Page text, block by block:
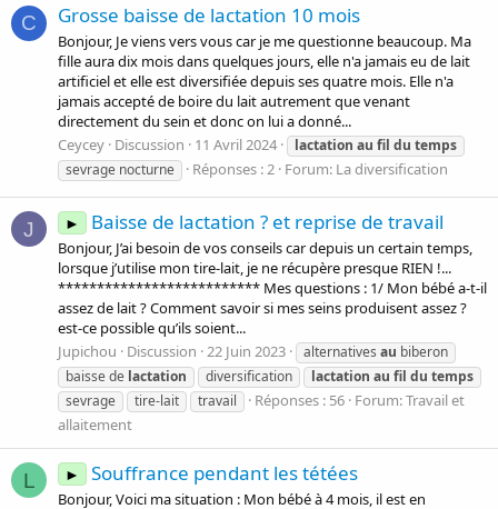
C Grosse baisse de lactation 10 mois
Bonjour, Je viens vers vous car je me questionne beaucoup. Ma
fille aura dix mois dans quelques jours, elle n'a jamais eu de lait
artificiel et elle est diversifiée depuis ses quatre mois. Elle n'a
jamais accepté de boire du lait autrement que venant
directement du sein et donc on lui a donné...
Ceycey Discussion 11 Avril 2024 lactation au fil du temps
sevrage nocturne
Réponses : 2 Forum: La diversification
J ► Baisse de lactation ? et reprise de travail
Bonjour, J’ai besoin de vos conseils car depuis un certain temps,
lorsque j’utilise mon tire-lait, je ne récupère presque RIEN !...
************************** Mes questions : 1/ Mon bébé a-t-il
assez de lait ? Comment savoir si mes seins produisent assez ?
est-ce possible qu’ils soient...
Jupichou
Discussion 22 Juin 2023 alternatives au biberon
baisse de lactation diversification lactation au fil du temps
sevrage
tire-lait travail Réponses : 56 Forum:Travail et
allaitement
L ► Souffrance pendant les tétées
Bonjour, Voici ma situation : Mon bébé à 4 mois, il est en